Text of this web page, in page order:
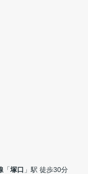
「塚口 」駅 徒歩30分